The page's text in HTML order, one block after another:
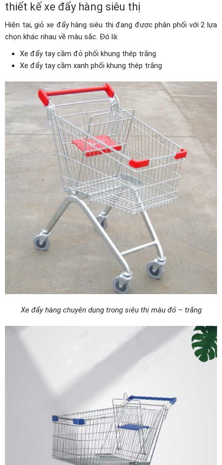
thiết kế xe đẩy hàng siêu thị
Hiện tại, giỏ xe đẩy hàng siêu thị đang được phân phối với 2 lựa
chọn khác nhau về màu sắc. Đó là:
Xe đẩy tay cầm đỏ phối khung thép trắng
Xe đẩy tay cầm xanh phối khung thép trắng
Xe đẩy hàng chuyên dụng trong siêu thị màu đỏ – trắng